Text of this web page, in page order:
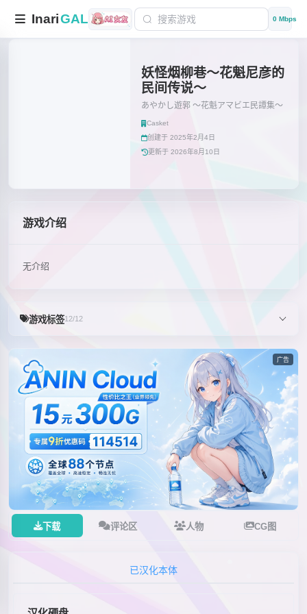
InariGAL 0 Mbps
妖怪烟柳巷～花魁尼彦的
民间传说～
あやかし遊郭 ～花魁アマビエ民譚集～
Casket
创建于 2025年2月4日
更新于 2026年8月10日
游戏介绍
无介绍
游戏标签12/12
广告
下载 评论区 人物 CG图
已汉化本体